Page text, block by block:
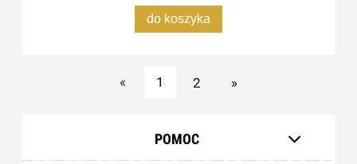
do koszyka
« 1 2 »
POMOC